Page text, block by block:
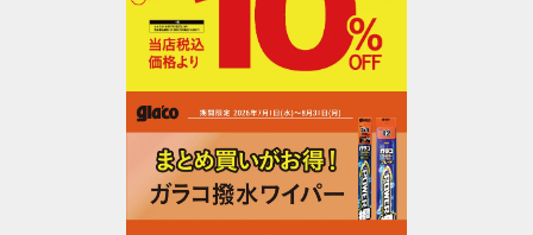
タイヤ交換ホイール付（夏⇔冬 入れ替え）＋オ
イル交換・エレメント交換
バッテリー点検・交換
作業予約に進む
承諾して予約に進む